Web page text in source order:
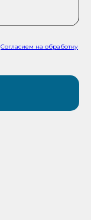
Согласием на обработку